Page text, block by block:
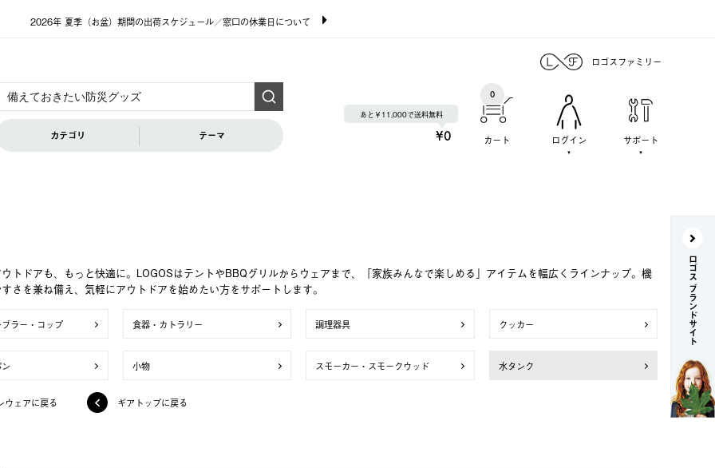
2026年 夏季（お盆）期間の出荷スケジュール／窓口の休業日について
ロゴスファミリー
カテゴリ テーマ
あと￥11,000で送料無料
¥0 カート
0
ログイン サポート
トドアも、もっと快適に。LOGOSはテントやBBQグリルからウェアまで、「家族みんなで楽しめる」アイテムを幅広くラインナップ。機
さを兼ね備え、気軽にアウトドアを始めたい方をサポートします。
ラー・コップ 食器・カトラリー 調理器具 クッカー
小物 スモーカー・スモークウッド 水タンク
ウェアに戻る ギアトップに戻る
ロゴス ブランドサイト